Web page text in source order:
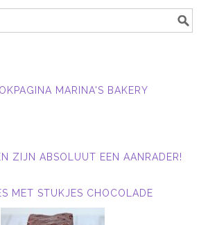
MARINA'S BAKERY
ZIJN ABSOLUUT EEN AANRADER!
MET STUKJES CHOCOLADE